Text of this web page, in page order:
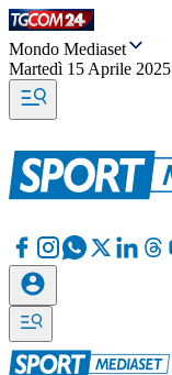
Mondo Mediaset
Martedì 15 Aprile 2025